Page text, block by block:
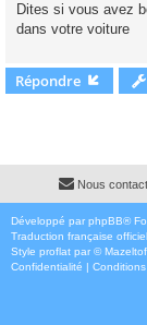
e
Dites si vous avez
dans votre voiture
Répondre
Nous
Développé par phpBB®
Traduction française
Style proflat par ©Mazeltof
Confidentialité | Conditions